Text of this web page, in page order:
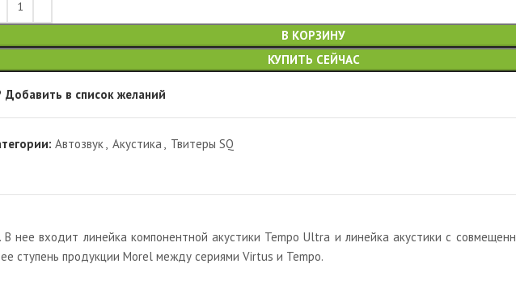
В КОРЗИНУ
КУПИТЬ СЕЙЧАС
Добавить в список желаний
Автозвук Акустика Твитеры SQ
. В нее входит линейка компонентной акустики Tempo Ultra и линейка акустики с
ступень продукции Morel между сериями Virtus и Tempo.